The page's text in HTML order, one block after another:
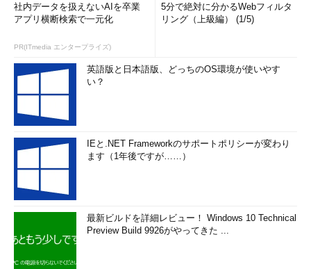
社内データを扱えないAIを卒業
アプリ横断検索で一元化
PR(ITmedia エンタープライズ)
5分で絶対に分かるWebフィルタ
リング（上級編） (1/5)
英語版と日本語版、どっちのOS環境が使いやす
い？
IEと.NET Frameworkのサポートポリシーが変わり
ます（1年後ですが……）
最新ビルドを詳細レビュー！ Windows 10 Technical
Preview Build 9926がやってきた ...